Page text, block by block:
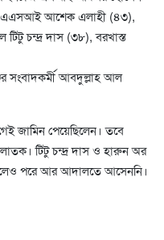
আশেক এলাহী (৪৩),
চন্দ্র দাস (৩৮), বরখাস্ত
আবদুল্লাহ আল
জামিন পেয়েছিলেন। তবে
টিটু চন্দ্র দাস ও হারুন অর
পরে আর আদালতে আসেননি।